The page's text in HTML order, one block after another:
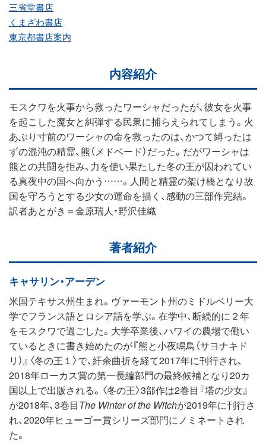
三省堂書店
くまざわ書店
東京都書店案内
内容紹介
モスクワを火事から救ったワーシャだったが、彼女を火事
を起こした魔女と糾弾する民衆に捕らえられてしまう。火
あぶり寸前のワーシャの命を救ったのは、かつて縛ったは
ずの混沌の精霊、熊（メドベード）だった。だがワーシャは
熊との共闘を拒み、力を使い果たした冬の王が囚われてい
る真夜中の国へ向かう……。人間と精霊の架け橋となり故
国を守ろうとする少女の運命を描く、感動の三部作完結。
訳者あとがき＝金原瑞人・野沢佳織
著者紹介
キャサリン・アーデン
米国テキサス州生まれ。ヴァーモント州のミドルベリー大
学でフランス語とロシア語を学ぶ。在学中、断続的に２年
をモスクワで過ごした。大学卒業後、ハワイの農場で働い
ているときに書き始めたのが『熊と小夜鳴鳥（サヨナキド
リ）』〈冬の王１〉で、紆余曲折を経て2017年に刊行され、
2018年ローカス賞の第一長編部門の最終候補となり20カ
国以上で出版される。〈冬の王〉3部作は2巻目『塔の少女』
が2018年、3巻目 The Winter of the Witchが2019年に刊行さ
れ、2020年ヒューゴー賞シリーズ部門にノミネートされ
た。